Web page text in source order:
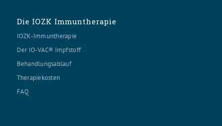
Die IOZK Immuntherapie
IOZK-Immuntherapie
Der IO-VAC® Impfstoff
Behandlungsablauf
Therapiekosten
FAQ